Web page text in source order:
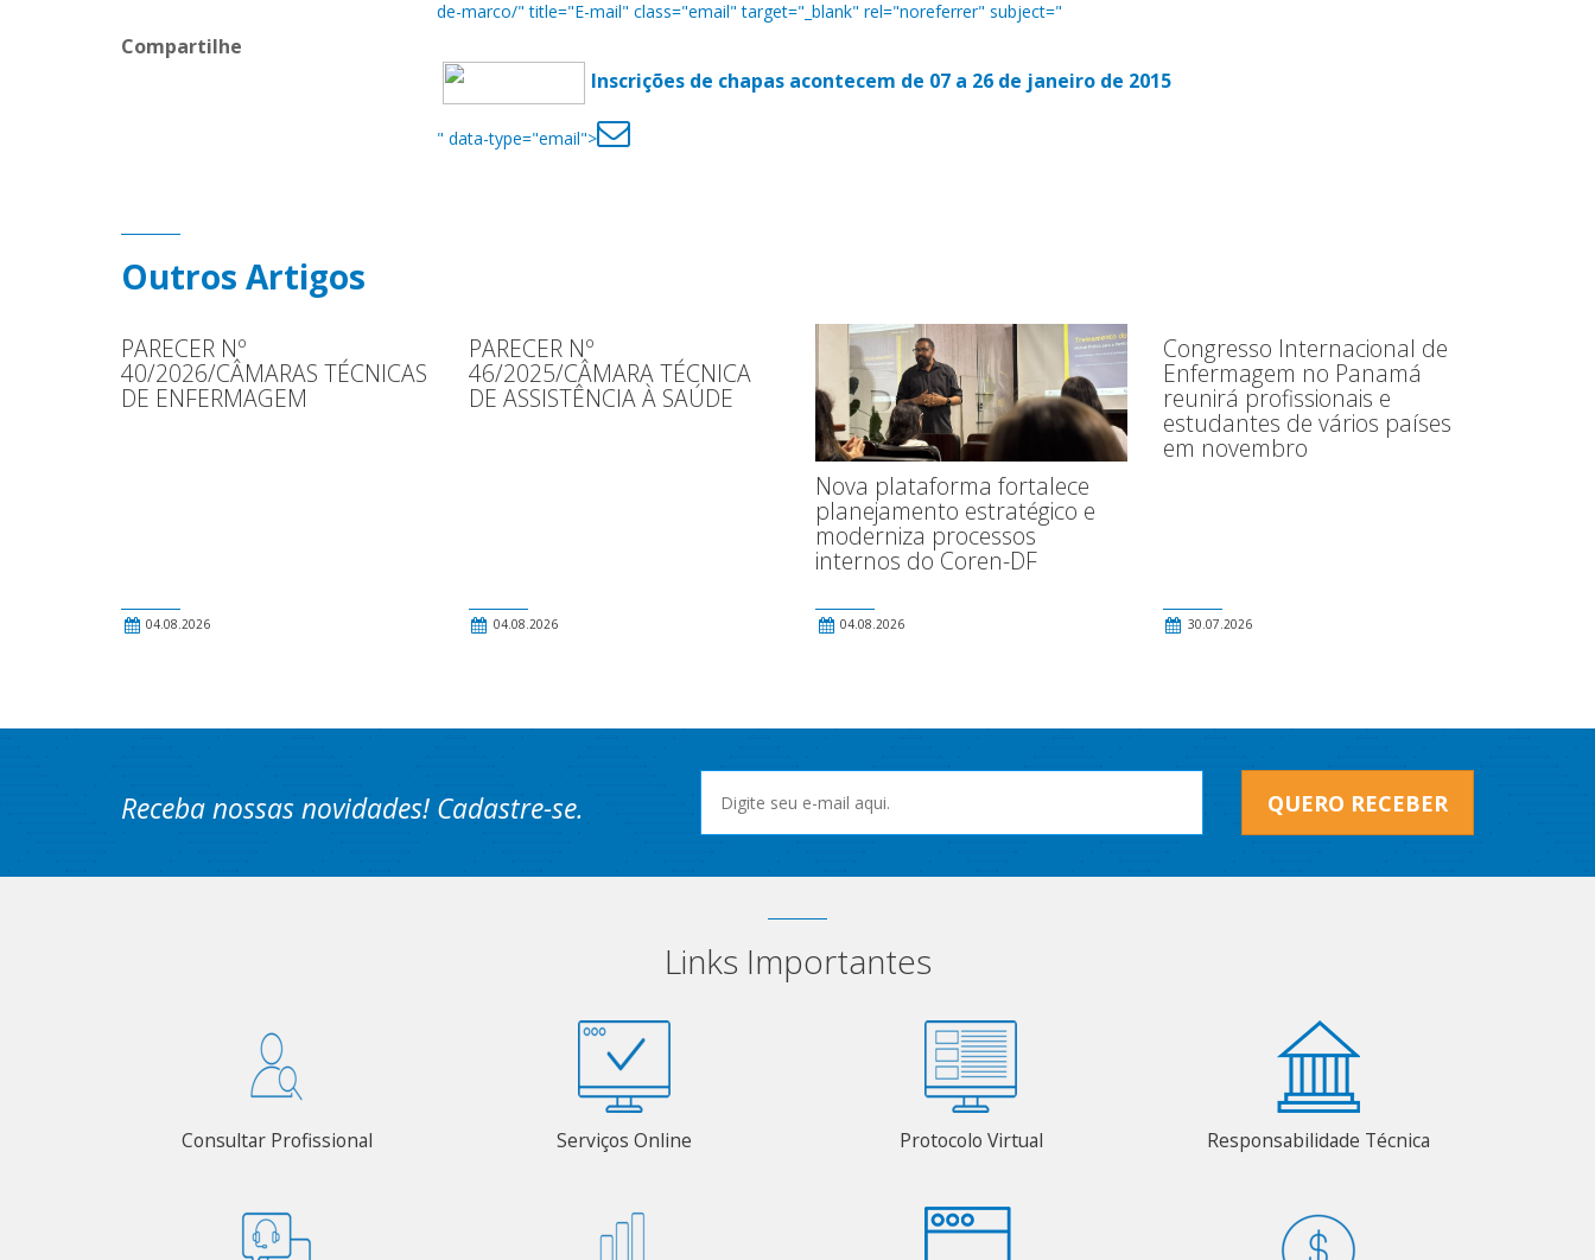
Compartilhe
de-marco/" title="E-mail" class="email" target="_blank" rel="noreferrer" subject="
Inscrições de chapas acontecem de 07 a 26 de janeiro de 2015
" data-type="email">
Outros Artigos
PARECER Nº
40/2026/CÂMARAS TÉCNICAS
DE ENFERMAGEM
04.08.2026
PARECER Nº
46/2025/CÂMARA TÉCNICA
DE ASSISTÊNCIA À SAÚDE
04.08.2026
Nova plataforma fortalece
planejamento estratégico e
moderniza processos
internos do Coren-DF
04.08.2026
Congresso Internacional de
Enfermagem no Panamá
reunirá profissionais e
estudantes de vários países
em novembro
30.07.2026
Receba nossas novidades! Cadastre-se. QUERO RECEBER
Links Importantes
Consultar Profissional Serviços Online Protocolo Virtual Responsabilidade Técnica